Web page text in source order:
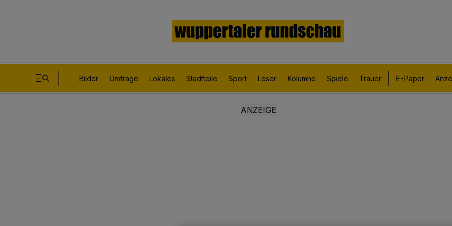
Bilder Umfrage Lokales Stadtteile Sport Leser Kolumne Spiele Trauer E-Paper